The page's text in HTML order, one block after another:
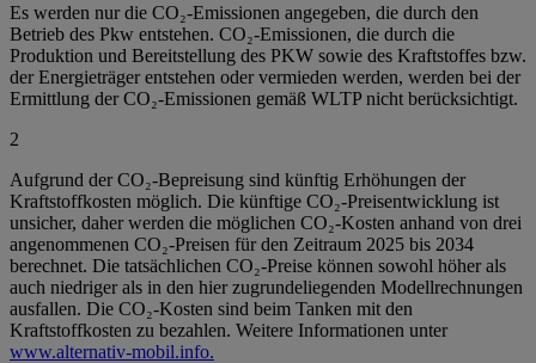
Es werden nur die CO₂-Emissionen angegeben, die durch den
Betrieb des Pkw entstehen. CO₂-Emissionen, die durch die
Produktion und Bereitstellung des PKW sowie des Kraftstoffes bzw.
der Energieträger entstehen oder vermieden werden, werden bei der
Ermittlung der CO₂-Emissionen gemäß WLTP nicht berücksichtigt.
2
Aufgrund der CO₂-Bepreisung sind künftig Erhöhungen der
Kraftstoffkosten möglich. Die künftige CO₂-Preisentwicklung ist
unsicher, daher werden die möglichen CO₂-Kosten anhand von drei
angenommenen CO₂-Preisen für den Zeitraum 2025 bis 2034
berechnet. Die tatsächlichen CO₂-Preise können sowohl höher als
auch niedriger als in den hier zugrundeliegenden Modellrechnungen
ausfallen. Die CO₂-Kosten sind beim Tanken mit den
Kraftstoffkosten zu bezahlen. Weitere Informationen unter
www.alternativ-mobil.info.